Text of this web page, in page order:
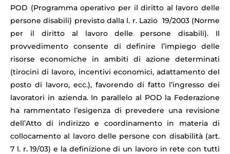
POD (Programma operativo per il diritto al lavoro delle
persone disabili) previsto dalla l. r. Lazio 19/2003 (Norme
per il diritto al lavoro delle persone disabili). Il
provvedimento consente di definire l’impiego delle
risorse economiche in ambiti di azione determinati
(tirocini di lavoro, incentivi economici, adattamento del
posto di lavoro, ecc.), favorendo di fatto l’ingresso dei
lavoratori in azienda. In parallelo al POD la Federazione
ha rammentato l’esigenza di prevedere una revisione
dell’Atto di indirizzo e coordinamento in materia di
collocamento al lavoro delle persone con disabilità (art.
7 l. r. 19/03) e la definizione di un lavoro in rete con tutti